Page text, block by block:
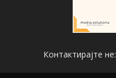
Контактирајте не: